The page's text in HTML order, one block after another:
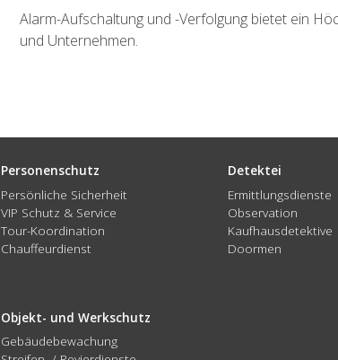
Alarm-Aufschaltung und -Verfolgung bietet ein
und Unternehmen.
Personenschutz
Persönliche Sicherheit
VIP Schutz & Service
Tour-Koordination
Chauffeurdienst
Detektei
Ermittlungsdienste
Observation
Kaufhausdetektive
Doormen
Objekt- und Werkschutz
Gebäudebewachung